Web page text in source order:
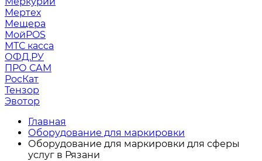
Мертех
Мещера
МойPOS
МТС касса
ОФД.РУ
ПРО САМ
РосКат
Тензор
Эвотор
Главная
Оборудование для маркировки
Оборудование для маркировки для сферы
услуг в Рязани